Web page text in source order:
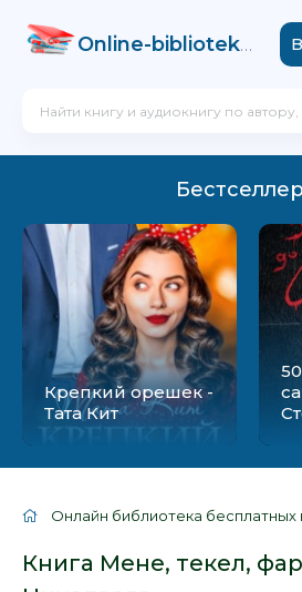
Online-biblioteka .com
Крепкий орешек -
Тата Кит
Онлайн библиотека бесплатных
Книга Мене, текел,